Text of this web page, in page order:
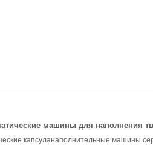
машины для наполнения
капсуланаполнительные машины